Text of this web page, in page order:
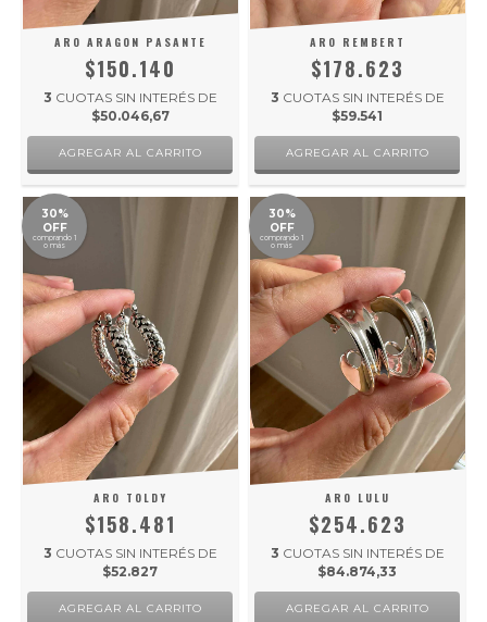
ARO ARAGON PASANTE
$150.140
3 CUOTAS SIN INTERÉS DE
$50.046,67
ARO REMBERT
$178.623
3 CUOTAS SIN INTERÉS DE
$59.541
30%
OFF
comprando 1
o más
ARO TOLDY
$158.481
3 CUOTAS SIN INTERÉS DE
$52.827
30%
OFF
comprando 1
o más
ARO LULU
$254.623
3 CUOTAS SIN INTERÉS DE
$84.874,33